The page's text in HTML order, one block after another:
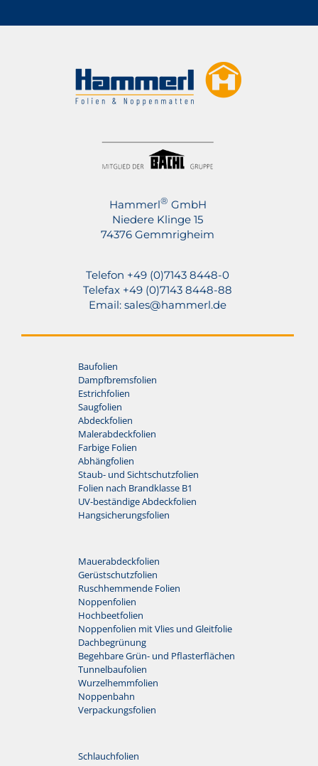
Hammerl® GmbH
Niedere Klinge 15
74376 Gemmrigheim
Telefon +49 (0)7143 8448-0
Telefax +49 (0)7143 8448-88
Email: sales@hammerl.de
Baufolien
Dampfbremsfolien
Estrichfolien
Saugfolien
Abdeckfolien
Malerabdeckfolien
Farbige Folien
Abhängfolien
Staub- und Sichtschutzfolien
Folien nach Brandklasse B1
UV-beständige Abdeckfolien
Hangsicherungsfolien
Mauerabdeckfolien
Gerüstschutzfolien
Ruschhemmende Folien
Noppenfolien
Hochbeetfolien
Noppenfolien mit Vlies und Gleitfolie
Dachbegrünung
Begehbare Grün- und Pflasterflächen
Tunnelbaufolien
Wurzelhemmfolien
Noppenbahn
Verpackungsfolien
Schlauchfolien